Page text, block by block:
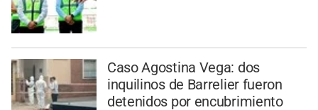
Caso Agostina Vega: dos
inquilinos de Barrelier fueron
detenidos por encubrimiento